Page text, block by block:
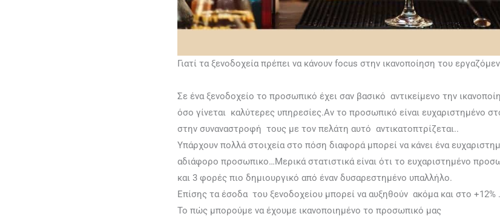
Γιατί τα ξενοδοχεία πρέπει να κάνουν focus στην ικανοποίηση του
Σε ένα ξενοδοχείο το προσωπικό έχει σαν βασικό αντικείμενο την
όσο γίνεται καλύτερες υπηρεσίες.Αν το προσωπικό είναι ευχαριστημένο
στην συναναστροφή τους με τον πελάτη αυτό αντικατοπτρίζεται..
Υπάρχουν πολλά στοιχεία στο πόση διαφορά μπορεί να κάνει ένα
αδιάφορο προσωπικο…Μερικά στατιστικά είναι ότι το ευχαριστημένο
και 3 φορές πιο δημιουργικό από έναν δυσαρεστημένο υπαλλήλο.
Επίσης τα έσοδα του ξενοδοχείου μπορεί να αυξηθούν ακόμα και στο +12% .
Το πώς μπορούμε να έχουμε ικανοποιημένο το προσωπικό μας